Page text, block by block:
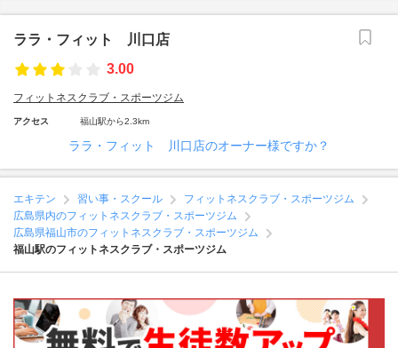
ララ・フィット 川口店
3.00
フィットネスクラブ・スポーツジム
アクセス 福山駅から2.3km
ララ・フィット 川口店のオーナー様ですか？
エキテン 習い事・スクール
フィットネスクラブ・スポーツジム
広島県内のフィットネスクラブ・スポーツジム
広島県福山市のフィットネスクラブ・スポーツジム
福山駅のフィットネスクラブ・スポーツジム